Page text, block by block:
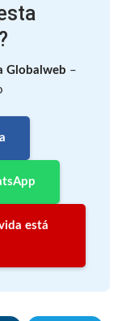
Globalweb –
está